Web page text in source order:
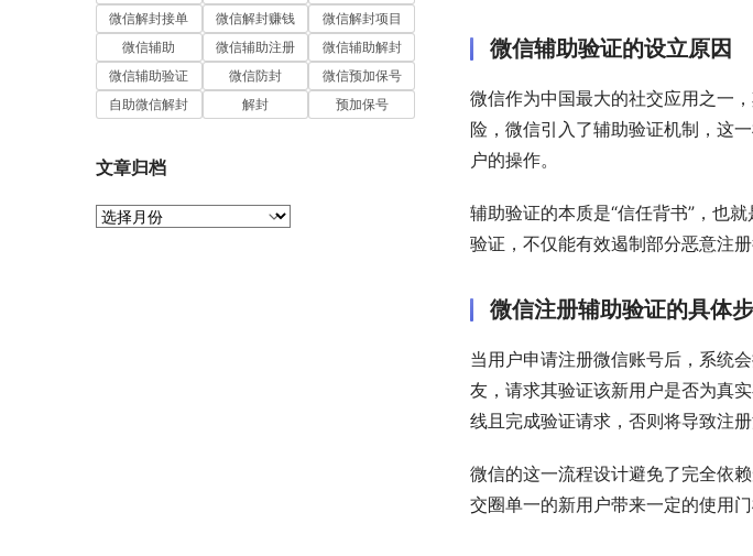
微信辅助验证的设立原因
微信作为中国最大的社交应用之一
险，微信引入了辅助验证机制，这
户的操作。
辅助验证的本质是“信任背书”，也
验证，不仅能有效遏制部分恶意注
微信注册辅助验证的具体
当用户申请注册微信账号后，系统
友，请求其验证该新用户是否为真
线且完成验证请求，否则将导致注册
微信的这一流程设计避免了完全依
交圈单一的新用户带来一定的使用门
微信解封接单
微信解封赚钱
微信解封项目
微信辅助
微信辅助注册
微信辅助解封
微信辅助验证
微信防封
微信预加保号
自助微信解封
解封 预加保号
文章归档
文